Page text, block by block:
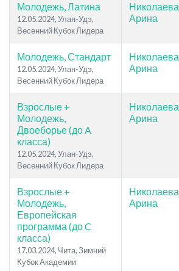
Молодежь, Латина
12.05.2024, Улан-Удэ,
Весенний Кубок Лидера
Николаева
Арина
Молодежь, Стандарт
12.05.2024, Улан-Удэ,
Весенний Кубок Лидера
Николаева
Арина
Взрослые +
Молодежь,
Двоеборье (до A
класса)
12.05.2024, Улан-Удэ,
Весенний Кубок Лидера
Николаева
Арина
Взрослые +
Молодежь,
Европейская
программа (до C
класса)
17.03.2024, Чита, Зимний
Кубок Академии
Николаева
Арина